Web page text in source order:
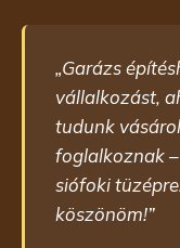
„Garázs
vállalkozást,
tudunk
foglalkoznak
siófoki
köszönöm!”